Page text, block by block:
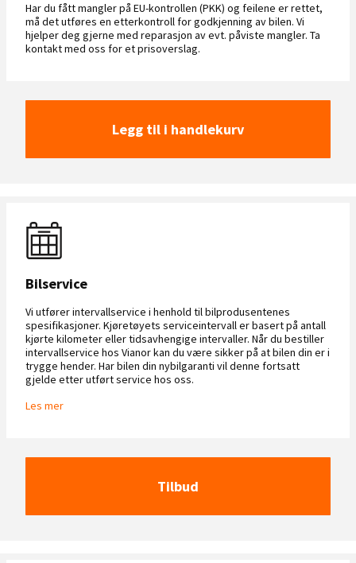
Har du fått mangler på EU-kontrollen (PKK) og feilene er rettet,
må det utføres en etterkontroll for godkjenning av bilen. Vi
hjelper deg gjerne med reparasjon av evt. påviste mangler. Ta
kontakt med oss for et prisoverslag.
Legg til i handlekurv
Bilservice
Vi utfører intervallservice i henhold til bilprodusentenes
spesifikasjoner. Kjøretøyets serviceintervall er basert på antall
kjørte kilometer eller tidsavhengige intervaller. Når du bestiller
intervallservice hos Vianor kan du være sikker på at bilen din er i
trygge hender. Har bilen din nybilgaranti vil denne fortsatt
gjelde etter utført service hos oss.
Les mer
Tilbud